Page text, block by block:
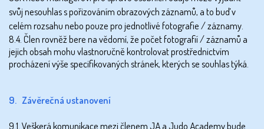
svůj nesouhlas s pořizováním obrazových záznamů, a to buď v
celém rozsahu nebo pouze pro jednotlivé fotografie / záznamy.
8.4. Člen rovněž bere na vědomí, že počet fotografií / záznamů a
jejich obsah mohu vlastnoručně kontrolovat prostřednictvím
procházení výše specifikovaných stránek, kterých se souhlas týká.
9. Závěrečná ustanovení
9.1. Veškerá komunikace mezi členem JA a Judo Academy bude